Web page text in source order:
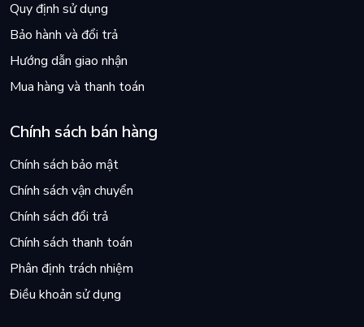
Quy định sử dụng
Bảo hành và đổi trả
Hướng dẫn giao nhận
Mua hàng và thanh toán
Chính sách bán hàng
Chính sách bảo mật
Chính sách vận chuyển
Chính sách đổi trả
Chính sách thanh toán
Phân định trách nhiệm
Điều khoản sử dụng